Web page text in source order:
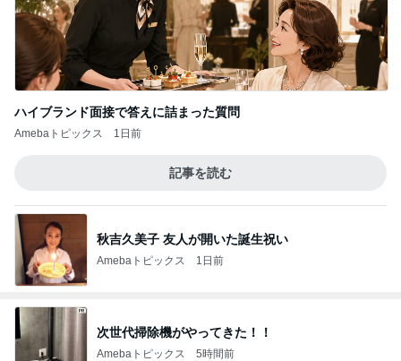
ハイブランド面接で答えに詰まった質問
Amebaトピックス 1日前
記事を読む
秋吉久美子 友人が開いた誕生祝い
Amebaトピックス 1日前
次世代掃除機がやってきた！！
Amebaトピックス 5時間前